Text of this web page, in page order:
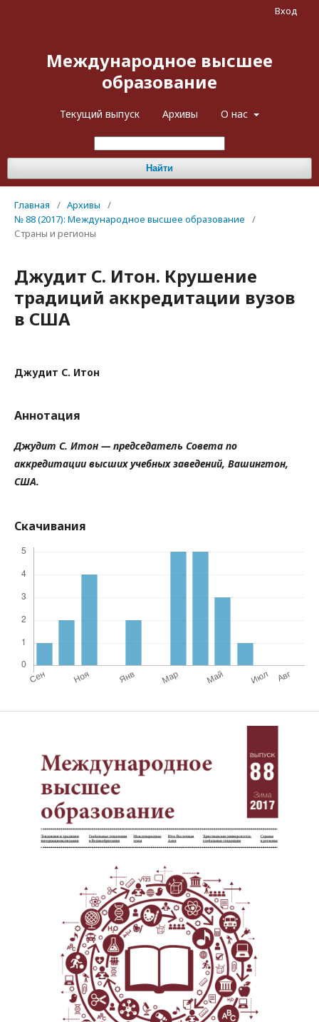
Международное высшее
образование
Текущий выпуск Архивы О нас
Найти
Вход
Главная / Архивы
/
№ 88 (2017): Международное высшее образование
/
Страны и регионы
Джудит С. Итон. Крушение
традиций аккредитации вузов
в США
Джудит С. Итон
Аннотация
Джудит С. Итон — председатель Совета по
аккредитации высших учебных заведений, Вашингтон,
США.
Скачивания